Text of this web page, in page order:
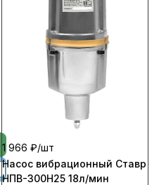
1 966 ₽/шт
Насос вибрационный Ставр
НПВ-300Н25 18л/мин